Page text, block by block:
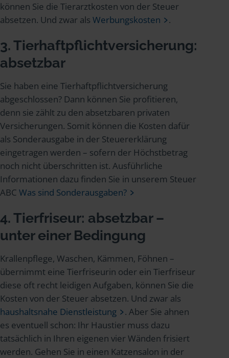
können Sie die Tierarztkosten von der Steuer
absetzen. Und zwar als Werbungskosten .
3. Tierhaftpflichtversicherung:
absetzbar
Sie haben eine Tierhaftpflichtversicherung
abgeschlossen? Dann können Sie profitieren,
denn sie zählt zu den absetzbaren privaten
Versicherungen. Somit können die Kosten dafür
als Sonderausgabe in der Steuererklärung
eingetragen werden – sofern der Höchstbetrag
noch nicht überschritten ist. Ausführliche
Informationen dazu finden Sie in unserem Steuer
ABC Was sind Sonderausgaben?
4. Tierfriseur: absetzbar –
unter einer Bedingung
Krallenpflege, Waschen, Kämmen, Föhnen –
übernimmt eine Tierfriseurin oder ein Tierfriseur
diese oft recht leidigen Aufgaben, können Sie die
Kosten von der Steuer absetzen. Und zwar als
haushaltsnahe Dienstleistung
. Aber Sie ahnen
es eventuell schon: Ihr Haustier muss dazu
tatsächlich in Ihren eigenen vier Wänden frisiert
werden. Gehen Sie in einen Katzensalon in der